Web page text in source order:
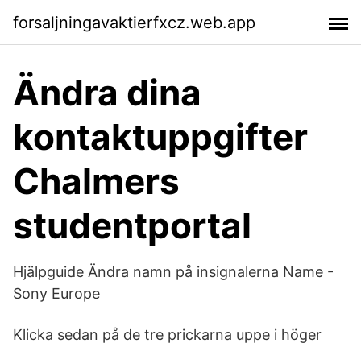
forsaljningavaktierfxcz.web.app
Ändra dina
kontaktuppgifter
Chalmers
studentportal
Hjälpguide Ändra namn på insignalerna Name -
Sony Europe
Klicka sedan på de tre prickarna uppe i höger